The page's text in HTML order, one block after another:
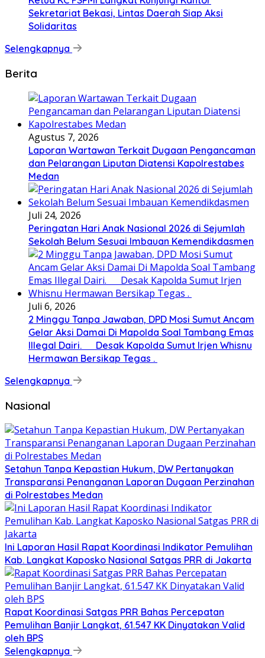
Sekretariat Bekasi, Lintas Daerah Siap Aksi
Solidaritas
Selengkapnya
Berita
Agustus 7, 2026
Laporan Wartawan Terkait Dugaan Pengancaman
dan Pelarangan Liputan Diatensi Kapolrestabes
Medan
Juli 24, 2026
Peringatan Hari Anak Nasional 2026 di Sejumlah
Sekolah Belum Sesuai Imbauan Kemendikdasmen
Juli 6, 2026
2 Minggu Tanpa Jawaban, DPD Mosi Sumut Ancam
Gelar Aksi Damai Di Mapolda Soal Tambang Emas
Illegal Dairi. Desak Kapolda Sumut Irjen Whisnu
Hermawan Bersikap Tegas .
Selengkapnya
Nasional
Setahun Tanpa Kepastian Hukum, DW Pertanyakan
Transparansi Penanganan Laporan Dugaan Perzinahan
di Polrestabes Medan
Ini Laporan Hasil Rapat Koordinasi Indikator Pemulihan
Kab. Langkat Kaposko Nasional Satgas PRR di Jakarta
Rapat Koordinasi Satgas PRR Bahas Percepatan
Pemulihan Banjir Langkat, 61.547 KK Dinyatakan Valid
oleh BPS
Selengkapnya